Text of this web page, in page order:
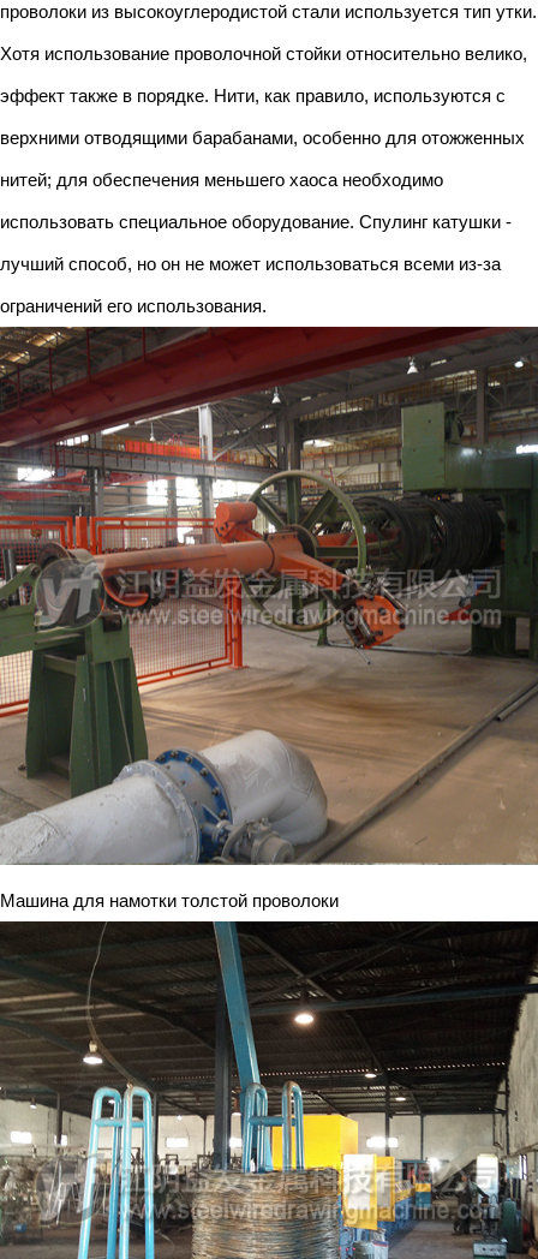
проволоки из высокоуглеродистой стали используется тип утки.
Хотя использование проволочной стойки относительно велико,
эффект также в порядке. Нити, как правило, используются с
верхними отводящими барабанами, особенно для отожженных
нитей; для обеспечения меньшего хаоса необходимо
использовать специальное оборудование. Спулинг катушки -
лучший способ, но он не может использоваться всеми из-за
ограничений его использования.
Машина для намотки толстой проволоки